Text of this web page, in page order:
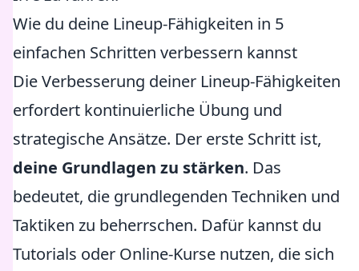
Wie du deine Lineup-Fähigkeiten in 5
einfachen Schritten verbessern kannst
Die Verbesserung deiner Lineup-Fähigkeiten
erfordert kontinuierliche Übung und
strategische Ansätze. Der erste Schritt ist,
deine Grundlagen zu stärken. Das
bedeutet, die grundlegenden Techniken und
Taktiken zu beherrschen. Dafür kannst du
Tutorials oder Online-Kurse nutzen, die sich